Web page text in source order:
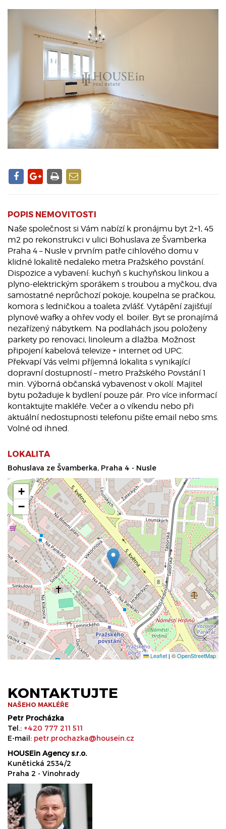
POPIS NEMOVITOSTI
Naše společnost si Vám nabízí k pronájmu byt 2+1, 45
m2 po rekonstrukci v ulici Bohuslava ze Švamberka
Praha 4 – Nusle v prvním patře cihlového domu v
klidné lokalitě nedaleko metra Pražského povstání.
Dispozice a vybavení: kuchyň s kuchyňskou linkou a
plyno-elektrickým sporákem s troubou a myčkou, dva
samostatné neprůchozí pokoje, koupelna se pračkou,
komora s ledničkou a toaleta zvlášť. Vytápění zajišťují
plynové wafky a ohřev vody el. boiler. Byt se pronajímá
nezařízený nábytkem. Na podlahách jsou položeny
parkety po renovaci, linoleum a dlažba. Možnost
připojení kabelová televize + internet od UPC.
Překvapí Vás velmi příjemná lokalita s vynikající
dopravní dostupností – metro Pražského Povstání 1
min. Výborná občanská vybavenost v okolí. Majitel
bytu požaduje k bydlení pouze pár. Pro více informací
kontaktujte makléře. Večer a o víkendu nebo při
aktuální nedostupnosti telefonu pište email nebo sms.
Volné od ihned.
LOKALITA
Bohuslava ze Švamberka, Praha 4 - Nusle
+
−
Leaflet | ©OpenStreetMap
KONTAKTUJTE
NAŠEHO MAKLÉŘE
Petr Procházka
Tel.: +420 777 211 511
E-mail: petr.prochazka@housein.cz
HOUSEin Agency s.r.o.
Kunětická 2534/2
Praha 2 - Vinohrady